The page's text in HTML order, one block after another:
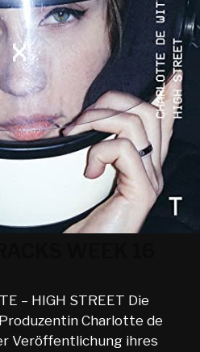
– HIGH STREET Die
Charlotte de
Veröffentlichung ihres